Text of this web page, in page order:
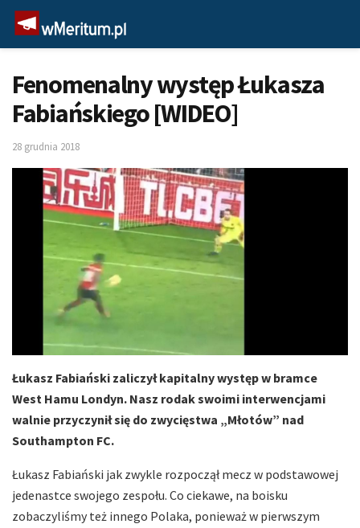
Fenomenalny występ Łukasza
Fabiańskiego [WIDEO]
28 grudnia 2018
Łukasz Fabiański zaliczył kapitalny występ w bramce
West Hamu Londyn. Nasz rodak swoimi interwencjami
walnie przyczynił się do zwycięstwa „Młotów” nad
Southampton FC.
Łukasz Fabiański jak zwykle rozpoczął mecz w podstawowej
jedenastce swojego zespołu. Co ciekawe, na boisku
zobaczyliśmy też innego Polaka, ponieważ w pierwszym